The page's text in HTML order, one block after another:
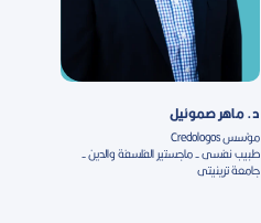
د. ماهر صموئيل
مؤسس Credologos
طبيب نفسى - ماجستير الفلسفة والدين -
جامعة ترينيتى